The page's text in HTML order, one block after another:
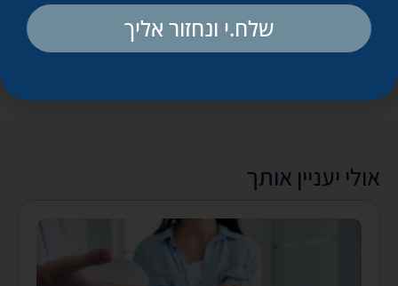
אולי יעניין אותך
שלח.י ונחזור אליך